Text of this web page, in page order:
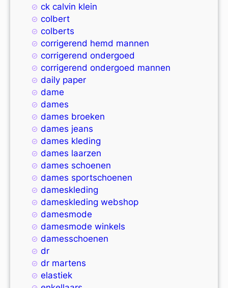
ck calvin klein
colbert
colberts
corrigerend hemd mannen
corrigerend ondergoed
corrigerend ondergoed mannen
daily paper
dame
dames
dames broeken
dames jeans
dames kleding
dames laarzen
dames schoenen
dames sportschoenen
dameskleding
dameskleding webshop
damesmode
damesmode winkels
damesschoenen
dr
dr martens
elastiek